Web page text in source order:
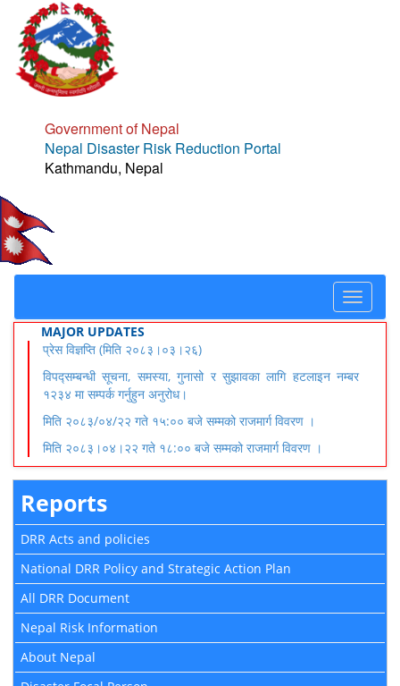
Government of Nepal
Nepal Disaster Risk Reduction Portal
Kathmandu, Nepal
Toggle
MAJOR UPDATES
प्रेस विज्ञप्ति (मिति २०८३।०३।२६)
विपद्सम्बन्धी सूचना, समस्या, गुनासो र सुझावका लागि हटलाइन नम्बर
१२३४ मा सम्पर्क गर्नुहुन अनुरोध।
मिति २०८३/०४/२२ गते १५:०० बजे सम्मको राजमार्ग विवरण ।
मिति २०८३।०४।२२ गते १८:०० बजे सम्मको राजमार्ग विवरण ।
Reports
DRR Acts and policies
National DRR Policy and Strategic Action Plan
All DRR Document
Nepal Risk Information
About Nepal